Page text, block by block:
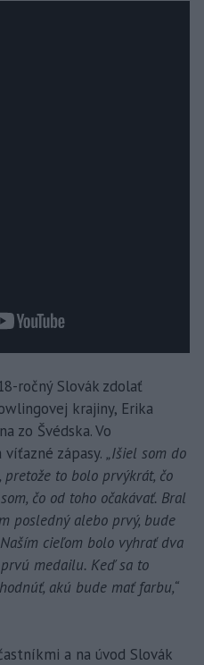
ročný Slovák zdolať
krajiny, Erika
zo Švédska. Vo
zápasy. „Išiel som do
to bolo prvýkrát, čo
čo od toho očakávať. Bral
posledný alebo prvý, bude
cieľom bolo vyhrať dva
medailu. Keď sa to
akú bude mať farbu,“
a na úvod Slovák